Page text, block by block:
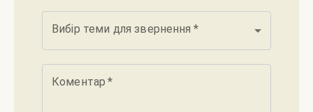
Вибір теми для звернення *
Коментар *